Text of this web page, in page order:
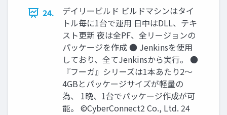
24.
デイリービルド ビルドマシンはタイ
トル毎に1台で運用 日中はDLL、テキ
スト更新 夜は全PF、全リージョンの
パッケージを作成 ● Jenkinsを使用
しており、全てJenkinsから実行。 ●
『フーガ』シリーズは1本あたり2～
4GBとパッケージサイズが軽量の
為、 1晩、1台でパッケージ作成が可
能。 ©CyberConnect2 Co., Ltd. 24